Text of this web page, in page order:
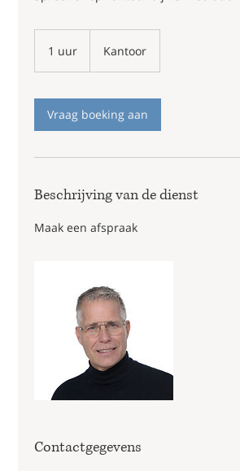
1 uur Kantoor
Vraag boeking aan
Beschrijving van de dienst
Maak een afspraak
Contactgegevens